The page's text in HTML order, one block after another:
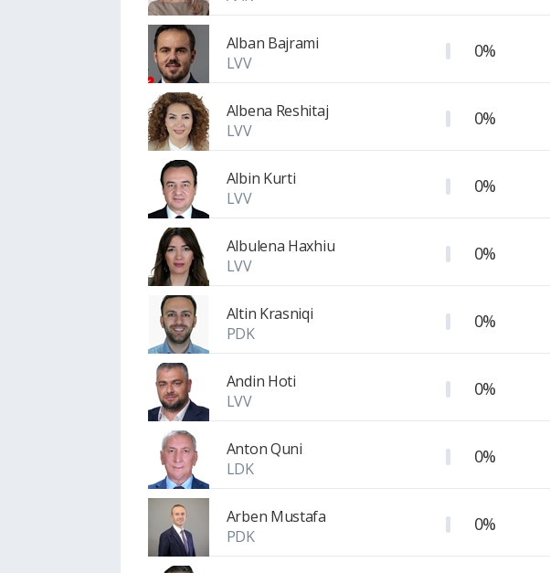
Alban Bajrami
LVV
0%
Albena Reshitaj
LVV
0%
Albin Kurti
LVV
0%
Albulena Haxhiu
LVV
0%
Altin Krasniqi
PDK
0%
Andin Hoti
LVV
0%
Anton Quni
LDK
0%
Arben Mustafa
PDK
0%